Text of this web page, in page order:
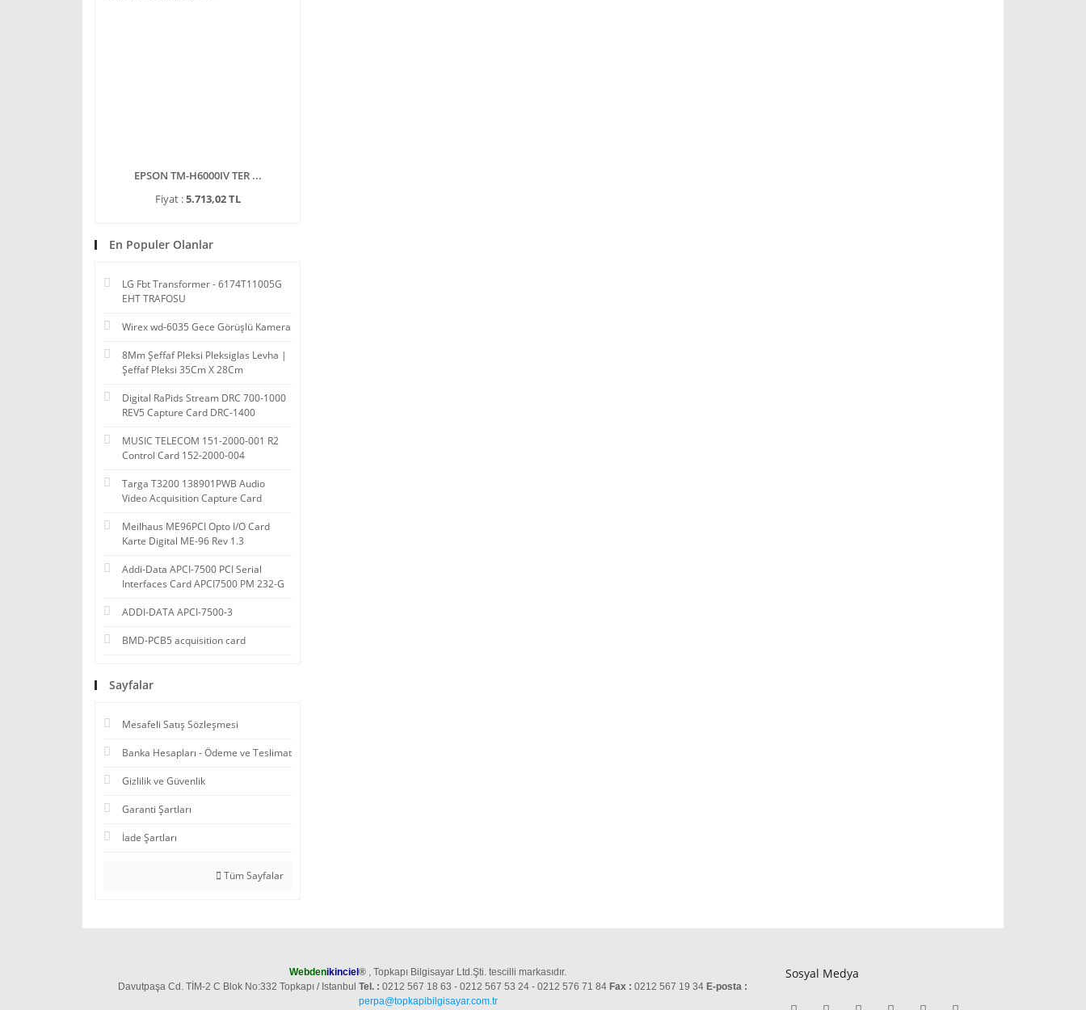
EPSON TM-H6000IV TER ...
Fiyat :5.713,02 TL
En Populer Olanlar
LG Fbt Transformer - 6174T11005G
EHT TRAFOSU
Wirex wd-6035 Gece Görüşlü Kamera
8Mm Şeffaf Pleksi Pleksiglas Levha |
Şeffaf Pleksi 35Cm X 28Cm
Digital RaPids Stream DRC 700-1000
REV5 Capture Card DRC-1400
MUSIC TELECOM 151-2000-001 R2
Control Card 152-2000-004
Targa T3200 138901PWB Audio
Video Acquisition Capture Card
Meilhaus ME96PCI Opto I/O Card
Karte Digital ME-96 Rev 1.3
Addi-Data APCI-7500 PCI Serial
Interfaces Card APCI7500 PM 232-G
ADDI-DATA APCI-7500-3
BMD-PCB5 acquisition card
Sayfalar
Mesafeli Satış Sözleşmesi
Banka Hesapları - Ödeme ve Teslimat
Gizlilik ve Güvenlik
Garanti Şartları
İade Şartları
Tüm Sayfalar
Webdenikinciel ® , Topkapı Bilgisayar Ltd.Şti. tescilli markasıdır.
Davutpaşa Cd. TİM-2 C Blok No:332 Topkapı / Istanbul Tel. : 0212 567 18 63 - 0212 567 53 24 - 0212 576 71 84 Fax : 0212 567 19 34 E-posta :
perpa@topkapibilgisayar.com.tr
Sosyal Medya